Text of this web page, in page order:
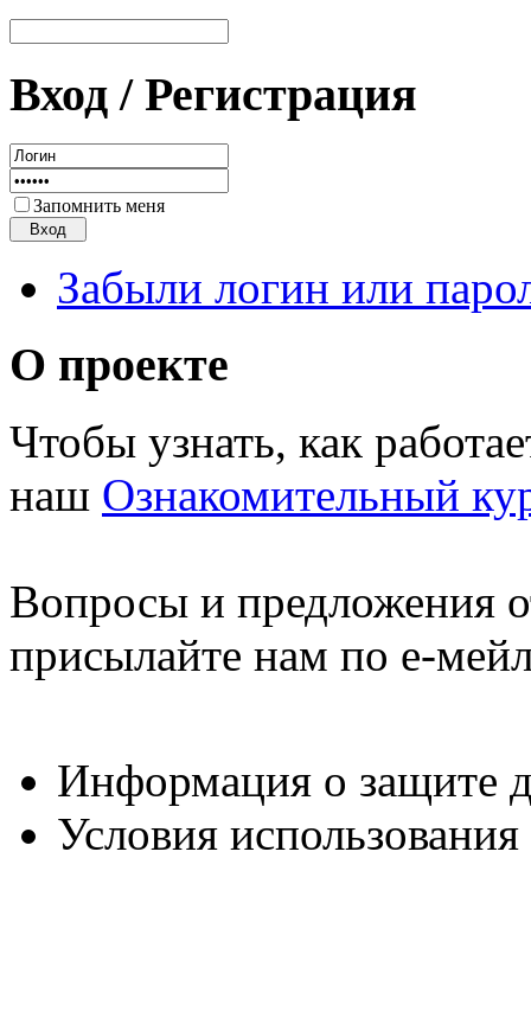
Вход / Регистрация
Запомнить меня
Забыли логин или
О проекте
Чтобы узнать, как
наш Ознакомительный
Вопросы и предложения
присылайте нам по е-
Информация о защите
Условия использования